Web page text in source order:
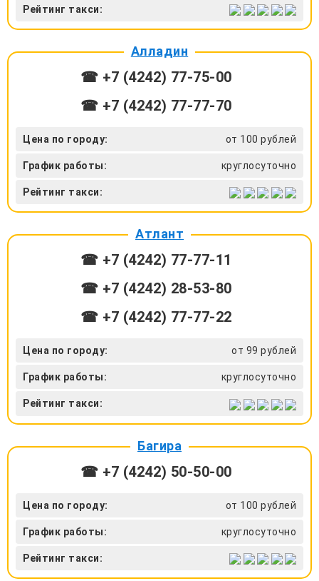
Рейтинг такси:
Алладин
☎ +7 (4242) 77-75-00
☎ +7 (4242) 77-77-70
Цена по городу: от 100 рублей
График работы: круглосуточно
Рейтинг такси:
Атлант
☎ +7 (4242) 77‑77-11
☎ +7 (4242) 28‑53-80
☎ +7 (4242) 77‑77-22
Цена по городу: от 99 рублей
График работы: круглосуточно
Рейтинг такси:
Багира
☎ +7 (4242) 50‑50-00
Цена по городу: от 100 рублей
График работы: круглосуточно
Рейтинг такси: